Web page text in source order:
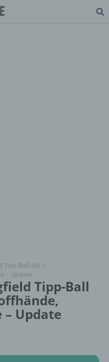
Tipp-Ball Akt 1
– Update
Tipp-Ball
Update